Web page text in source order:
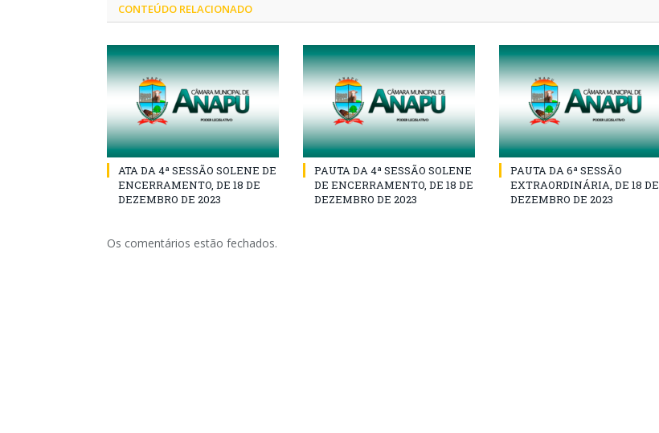
CONTEÚDO RELACIONADO
ATA DA 4ª SESSÃO SOLENE DE
ENCERRAMENTO, DE 18 DE
DEZEMBRO DE 2023
PAUTA DA 4ª SESSÃO SOLENE
DE ENCERRAMENTO, DE 18 DE
DEZEMBRO DE 2023
PAUTA DA 6ª SESSÃO
EXTRAORDINÁRIA, DE 18 DE
DEZEMBRO DE 2023
Os comentários estão fechados.